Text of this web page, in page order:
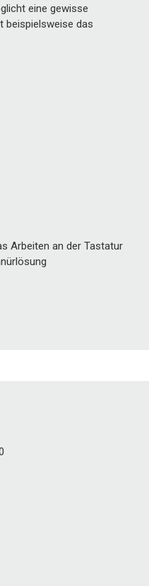
eine gewisse
beispielsweise das
Arbeiten an der Tastatur